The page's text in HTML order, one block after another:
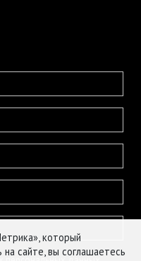
который
сайте, вы соглашаетесь